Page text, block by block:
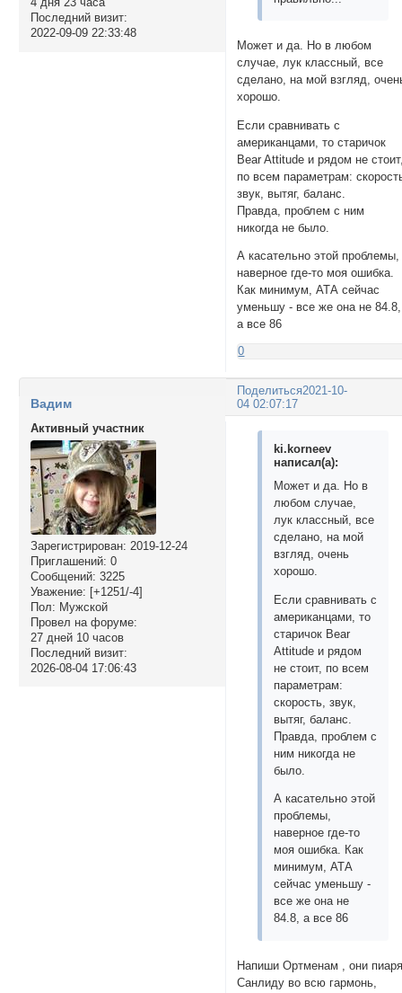
Последний визит:
2022-09-09 22:33:48
Может и да. Но в любом
случае, лук классный, все
сделано, на мой взгляд,
хорошо.
Если сравнивать с
американцами, то старичок
Bear Attitude и рядом не
по всем параметрам:
звук, вытяг, баланс.
Правда, проблем с ним
никогда не было.
А касательно этой проблемы,
наверное где-то моя ошибка.
Как минимум, АТА сейчас
уменьшу - все же она не 84.8,
а все 86
0
Поделиться2021-10-
04 02:07:17
Вадим
Активный участник
Зарегистрирован: 2019-12-24
Приглашений: 0
Сообщений: 3225
Уважение: [+1251/-4]
Пол: Мужской
Провел на форуме:
27 дней 10 часов
Последний визит:
2026-08-04 17:06:43
ki.korneev
написал(а):
Может и да. Но в
любом случае,
лук классный, все
сделано, на мой
взгляд, очень
хорошо.
Если сравнивать с
американцами, то
старичок Bear
Attitude и рядом
не стоит, по всем
параметрам:
скорость, звук,
вытяг, баланс.
Правда, проблем с
ним никогда не
было.
А касательно этой
проблемы,
наверное где-то
моя ошибка. Как
минимум, АТА
сейчас уменьшу -
все же она не
84.8, а все 86
Напиши Ортменам , они
Санлиду во всю гармонь,